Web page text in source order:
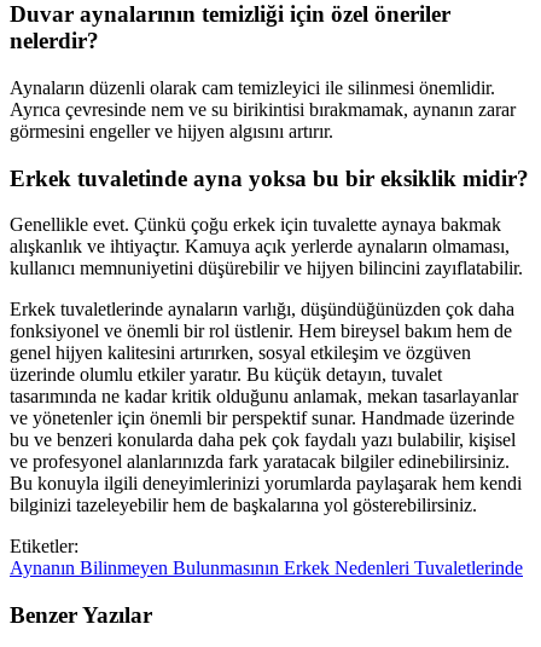
Duvar aynalarının temizliği için özel öneriler
nelerdir?
Aynaların düzenli olarak cam temizleyici ile silinmesi önemlidir.
Ayrıca çevresinde nem ve su birikintisi bırakmamak, aynanın zarar
görmesini engeller ve hijyen algısını artırır.
Erkek tuvaletinde ayna yoksa bu bir eksiklik midir?
Genellikle evet. Çünkü çoğu erkek için tuvalette aynaya bakmak
alışkanlık ve ihtiyaçtır. Kamuya açık yerlerde aynaların olmaması,
kullanıcı memnuniyetini düşürebilir ve hijyen bilincini zayıflatabilir.
Erkek tuvaletlerinde aynaların varlığı, düşündüğünüzden çok daha
fonksiyonel ve önemli bir rol üstlenir. Hem bireysel bakım hem de
genel hijyen kalitesini artırırken, sosyal etkileşim ve özgüven
üzerinde olumlu etkiler yaratır. Bu küçük detayın, tuvalet
tasarımında ne kadar kritik olduğunu anlamak, mekan tasarlayanlar
ve yönetenler için önemli bir perspektif sunar. Handmade üzerinde
bu ve benzeri konularda daha pek çok faydalı yazı bulabilir, kişisel
ve profesyonel alanlarınızda fark yaratacak bilgiler edinebilirsiniz.
Bu konuyla ilgili deneyimlerinizi yorumlarda paylaşarak hem kendi
bilginizi tazeleyebilir hem de başkalarına yol gösterebilirsiniz.
Etiketler:
Aynanın Bilinmeyen Bulunmasının Erkek Nedenleri Tuvaletlerinde
Benzer Yazılar